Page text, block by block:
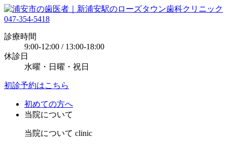
047-354-5418
診療時間
9:00-12:00 / 13:00-18:00
休診日
水曜・日曜・祝日
初診予約はこちら
初めての方へ
当院について
当院について clinic